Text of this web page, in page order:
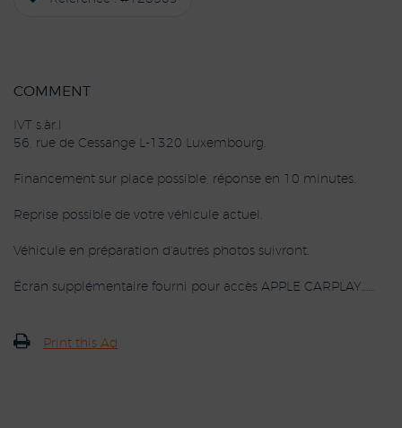
COMMENT
IVT s.àr.l
56, rue de Cessange L-1320 Luxembourg.
Financement sur place possible, réponse en 10 minutes.
Reprise possible de votre véhicule actuel.
Véhicule en préparation d'autres photos suivront.
Écran supplémentaire fourni pour accès APPLE CARPLAY……
Print this Ad